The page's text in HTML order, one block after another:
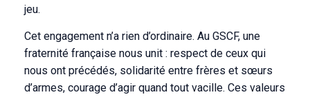
jeu.
Cet engagement n’a rien d’ordinaire. Au GSCF, une
fraternité française nous unit : respect de ceux qui
nous ont précédés, solidarité entre frères et sœurs
d’armes, courage d’agir quand tout vacille. Ces valeurs